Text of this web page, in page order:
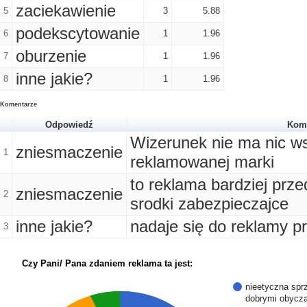
5 zaciekawienie 3 5.88
6 podekscytowanie 1 1.96
7 oburzenie 1 1.96
8 inne jakie? 1 1.96
Komentarze
Odpowiedź
1 zniesmaczenie
Wizerunek nie ma nic
reklamowanej marki
2 zniesmaczenie
to reklama bardziej
srodki zabezpieczajce
3 inne jakie? nadaje się do reklamy
Czy Pani/ Pana zdaniem reklama ta jest:
nieetyczna
dobrymi